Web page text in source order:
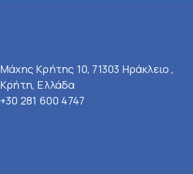
Μάχης Κρήτης 10, 71303 Ηράκλειο ,
Κρήτη, Ελλάδα
+30 281 600 4747